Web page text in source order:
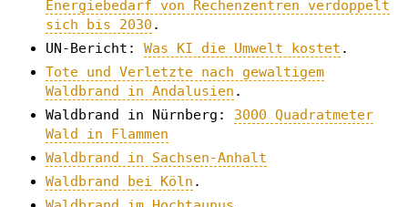
Energiebedarf von Rechenzentren verdoppelt
sich bis 2030 .
UN-Bericht: Was KI die Umwelt kostet .
Tote und Verletzte nach gewaltigem
Waldbrand in Andalusien .
Waldbrand in Nürnberg: 3000 Quadratmeter
Wald in Flammen
Waldbrand in Sachsen-Anhalt
Waldbrand bei Köln .